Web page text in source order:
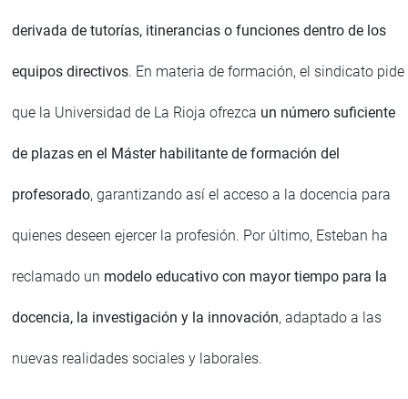
derivada de tutorías, itinerancias o funciones dentro de los
equipos directivos. En materia de formación, el sindicato pide
que la Universidad de La Rioja ofrezca un número suficiente
de plazas en el Máster habilitante de formación del
profesorado, garantizando así el acceso a la docencia para
quienes deseen ejercer la profesión. Por último, Esteban ha
reclamado un modelo educativo con mayor tiempo para la
docencia, la investigación y la innovación, adaptado a las
nuevas realidades sociales y laborales.